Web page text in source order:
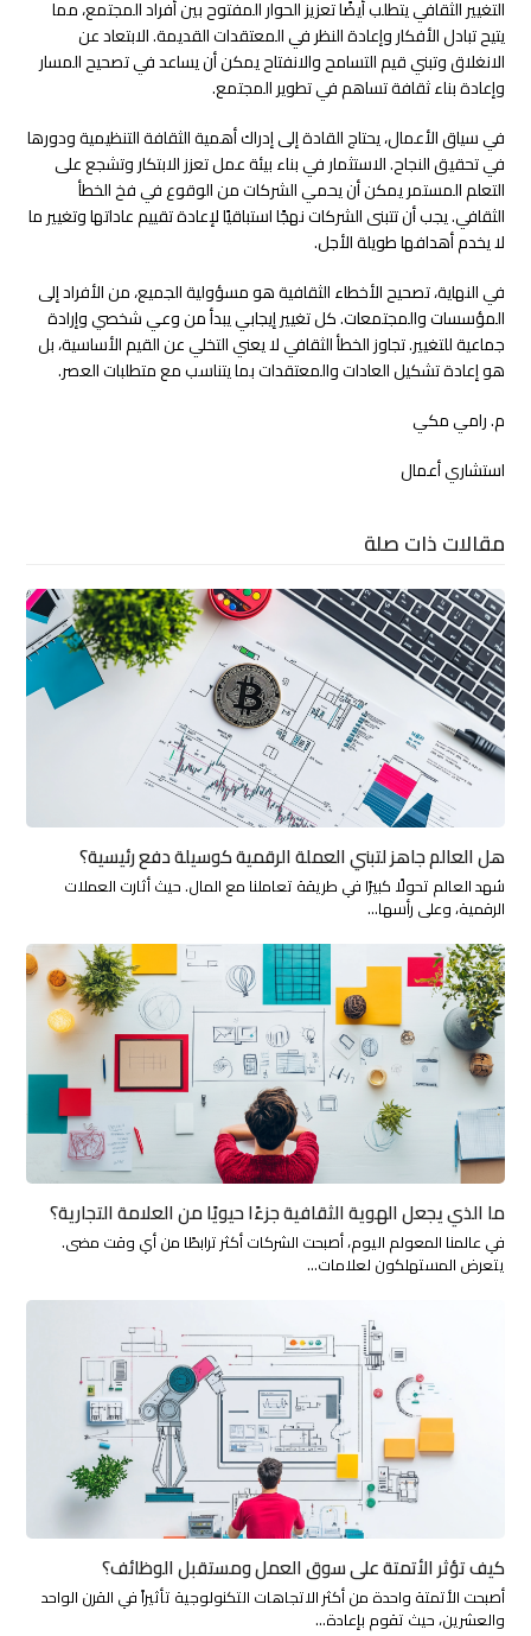
التغيير الثقافي يتطلب أيضًا تعزيز الحوار المفتوح بين أفراد المجتمع، مما
يتيح تبادل الأفكار وإعادة النظر في المعتقدات القديمة. الابتعاد عن
الانغلاق وتبني قيم التسامح والانفتاح يمكن أن يساعد في تصحيح المسار
وإعادة بناء ثقافة تساهم في تطوير المجتمع.
في سياق الأعمال، يحتاج القادة إلى إدراك أهمية الثقافة التنظيمية ودورها
في تحقيق النجاح. الاستثمار في بناء بيئة عمل تعزز الابتكار وتشجع على
التعلم المستمر يمكن أن يحمي الشركات من الوقوع في فخ الخطأ
الثقافي. يجب أن تتبنى الشركات نهجًا استباقيًا لإعادة تقييم عاداتها وتغيير ما
لا يخدم أهدافها طويلة الأجل.
في النهاية، تصحيح الأخطاء الثقافية هو مسؤولية الجميع، من الأفراد إلى
المؤسسات والمجتمعات. كل تغيير إيجابي يبدأ من وعي شخصي وإرادة
جماعية للتغيير. تجاوز الخطأ الثقافي لا يعني التخلي عن القيم الأساسية، بل
هو إعادة تشكيل العادات والمعتقدات بما يتناسب مع متطلبات العصر.
م. رامي مكي
استشاري أعمال
مقالات ذات صلة
هل العالم جاهز لتبني العملة الرقمية كوسيلة دفع رئيسية؟
شهد العالم تحولًا كبيرًا في طريقة تعاملنا مع المال. حيث أثارت العملات
الرقمية، وعلى رأسها…
ما الذي يجعل الهوية الثقافية جزءًا حيويًا من العلامة التجارية؟
في عالمنا المعولم اليوم، أصبحت الشركات أكثر ترابطًا من أي وقت مضى.
يتعرض المستهلكون لعلامات…
كيف تؤثر الأتمتة على سوق العمل ومستقبل الوظائف؟
أصبحت الأتمتة واحدة من أكثر الاتجاهات التكنولوجية تأثيراً في القرن الواحد
والعشرين، حيث تقوم بإعادة…